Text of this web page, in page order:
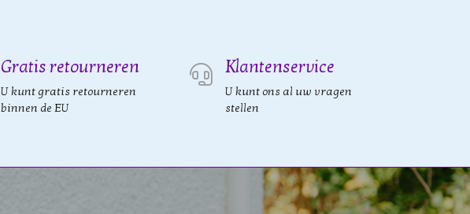
Gratis retourneren
U kunt gratis retourneren
binnen de EU
Klantenservice
U kunt ons al uw vragen
stellen